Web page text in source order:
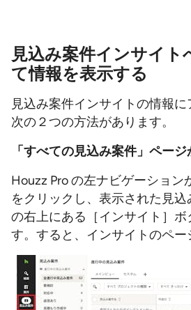
見込み案件インサイト
て情報を表示する
見込み案件インサイトの情報に
次の２つの方法があります。
「すべての見込み案件」ページ
Houzz Pro の左ナビゲーション
をクリックし、表示された見
の右上にある［インサイト］ボ
す。すると、インサイトのペー